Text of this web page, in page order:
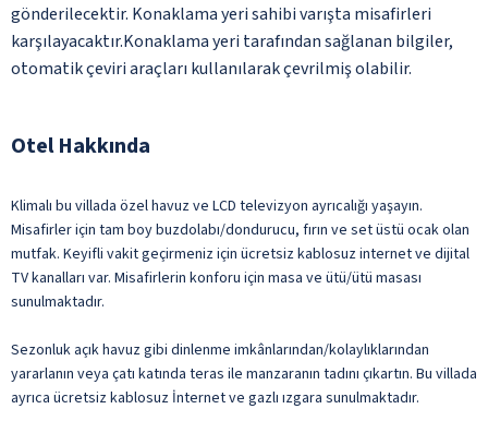
gönderilecektir. Konaklama yeri sahibi varışta misafirleri
karşılayacaktır.Konaklama yeri tarafından sağlanan bilgiler,
otomatik çeviri araçları kullanılarak çevrilmiş olabilir.
Otel Hakkında
Klimalı bu villada özel havuz ve LCD televizyon ayrıcalığı yaşayın.
Misafirler için tam boy buzdolabı/dondurucu, fırın ve set üstü ocak olan
mutfak. Keyifli vakit geçirmeniz için ücretsiz kablosuz internet ve dijital
TV kanalları var. Misafirlerin konforu için masa ve ütü/ütü masası
sunulmaktadır.
Sezonluk açık havuz gibi dinlenme imkânlarından/kolaylıklarından
yararlanın veya çatı katında teras ile manzaranın tadını çıkartın. Bu villada
ayrıca ücretsiz kablosuz İnternet ve gazlı ızgara sunulmaktadır.